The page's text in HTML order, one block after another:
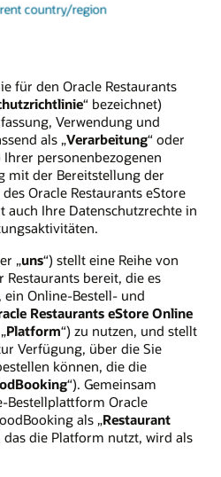
country/region
für den Oracle Restaurants
“ bezeichnet)
Verwendung und
als „Verarbeitung“ oder
Ihrer personenbezogenen
mit der Bereitstellung der
Oracle Restaurants eStore
auch Ihre Datenschutzrechte in
„uns“) stellt eine Reihe von
bereit, die es
ein Online-Bestell- und
Restaurants eStore Online
Platform“) zu nutzen, und stellt
Verfügung, über die Sie
können, die die
“). Gemeinsam
Bestellplattform Oracle
als „Restaurant
das die Platform nutzt, wird als